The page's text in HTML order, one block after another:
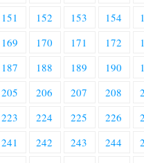
151 152 153 154
169 170 171 172
187 188 189 190
205 206 207 208
223 224 225 226
241 242 243 244